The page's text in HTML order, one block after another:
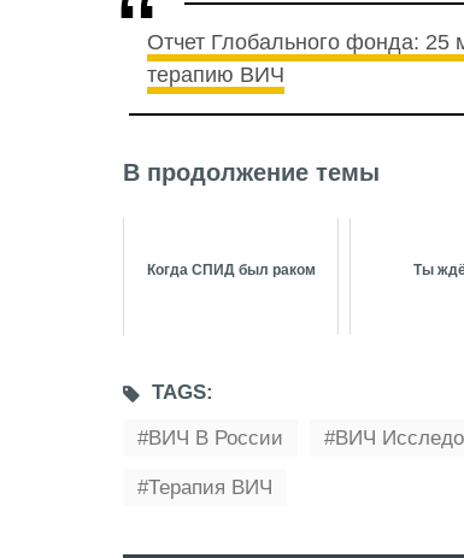
Отчет Глобального фонда: 25
терапию ВИЧ
В продолжение темы
Когда СПИД был раком Ты
TAGS:
ВИЧ В России
ВИЧ
Терапия ВИЧ